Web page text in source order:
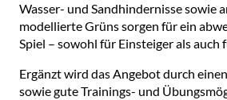
Wasser- und Sandhindernisse sowie
modellierte Grüns sorgen für ein
Spiel – sowohl für Einsteiger als auch
Ergänzt wird das Angebot durch
sowie gute Trainings- und